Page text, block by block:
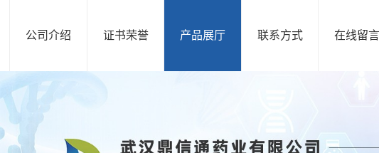
公司介绍 证书荣誉 产品展厅 联系方式 在线留言